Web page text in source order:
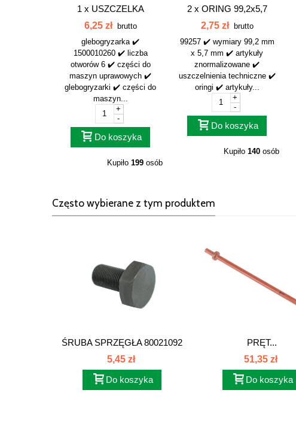
1 x USZCZELKA
POKRYWY NA 6-
6,25 zł brutto
glebogryzarka ✔️
1500010260 ✔️ liczba
otworów 6 ✔️ części do
maszyn uprawowych ✔️
glebogryzarki ✔️ części do
maszyn...
-
+
Do koszyka
Kupiło 199 osób
2 x ORING 99,2x5,7
99257
2,75 zł brutto
99257 ✔️ wymiary 99,2 mm
x 5,7 mm ✔️ artykuły
znormalizowane ✔️
uszczelnienia techniczne ✔️
oringi ✔️ artykuły...
-
+
Do koszyka
Kupiło 140 osób
Często wybierane z tym produktem
ŚRUBA SPRZĘGŁA 80021092
5,45 zł
Do koszyka
PRĘT...
51,35 zł
Do koszyka